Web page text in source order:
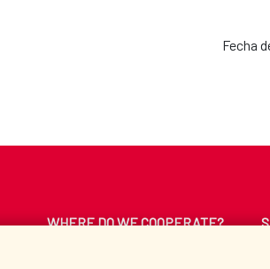
Fecha
WHERE DO WE COOPERATE?